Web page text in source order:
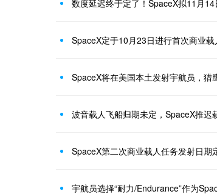
数度延迟终于定了！SpaceX拟11月
SpaceX定于10月23日进行首次商业
SpaceX将在美国本土发射宇航员，猎
波音载人飞船归期未定，SpaceX推迟
SpaceX第二次商业载人任务发射日期
宇航员选择“耐力/Endurance”作为